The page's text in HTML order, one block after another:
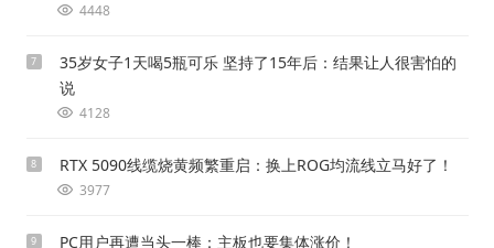
4448
7
35岁女子1天喝5瓶可乐 坚持了15年后：结果让人很害怕的
说
4128
8 RTX 5090线缆烧黄频繁重启：换上ROG均流线立马好了！
3977
9 PC用户再遭当头一棒：主板也要集体涨价！